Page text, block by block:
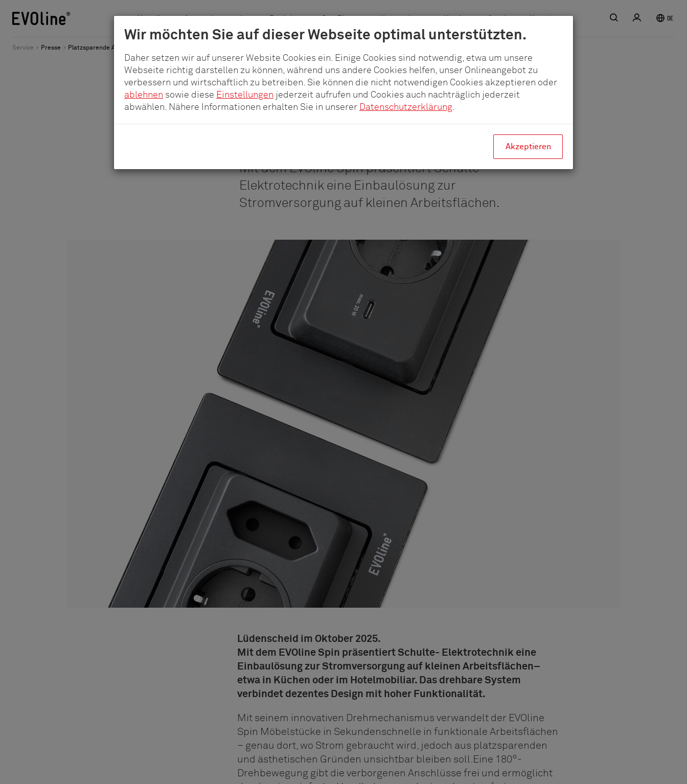
Wir möchten Sie auf dieser Webseite optimal unterstützten.
Daher setzen wir auf unserer Website Cookies ein. Einige Cookies sind notwendig, etwa um unsere
Webseite richtig darstellen zu können, während uns andere Cookies helfen, unser Onlineangebot zu
verbessern und wirtschaftlich zu betreiben. Sie können die nicht notwendigen Cookies akzeptieren oder
ablehnen sowie diese Einstellungen jederzeit aufrufen und Cookies auch nachträglich jederzeit
abwählen. Nähere Informationen erhalten Sie in unserer
Datenschutzerklärung
Akzeptieren
Zum-
Aktuelles Anwendungswelten Produkte pCon.Planner Unternehmen Karriere Service Kontakt Suche Anmelden
DE
Service Presse Platzsparende Anschlüsse für kleine Flächen
Platzsparende Anschlüsse für
kleine Flächen
Mit dem EVOline Spin präsentiert Schulte -
Elektrotechnik eine Einbaulösung zur
Stromversorgung auf kleinen Arbeitsflächen.
Lüdenscheid im Oktober 2025.
Mit dem EVOline Spin präsentiert Schulte- Elektrotechnik eine
Einbaulösung zur Stromversorgung auf kleinen Arbeitsflächen–
etwa in Küchen oder im Hotelmobiliar. Das drehbare System
verbindet dezentes Design mit hoher Funktionalität.
Mit seinem innovativen Drehmechanismus verwandelt der EVOline
Spin Möbelstücke in Sekundenschnelle in funktionale Arbeitsflächen
– genau dort, wo Strom gebraucht wird, jedoch aus platzsparenden
und ästhetischen Gründen unsichtbar bleiben soll. Eine 180°-
Drehbewegung gibt die verborgenen Anschlüsse frei und ermöglicht